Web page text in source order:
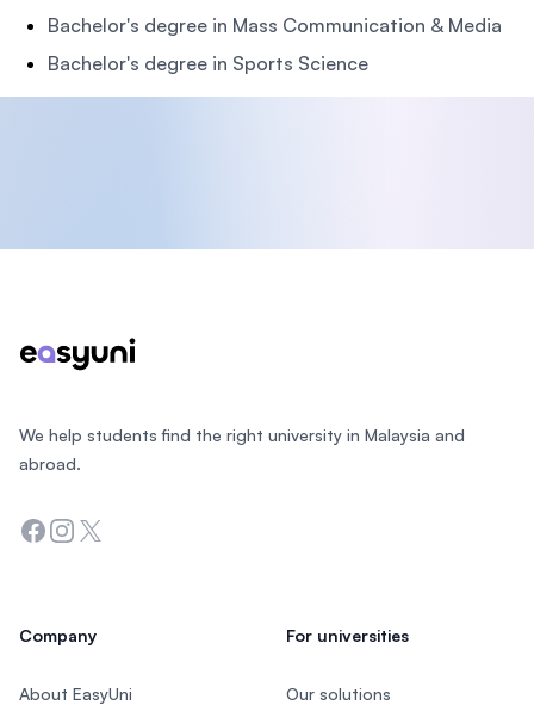
Bachelor's degree in Mass Communication & Media
Bachelor's degree in Sports Science
We help students find the right university in Malaysia and
abroad.
Facebook
Instagram
Twitter
Company
About EasyUni
For universities
Our solutions